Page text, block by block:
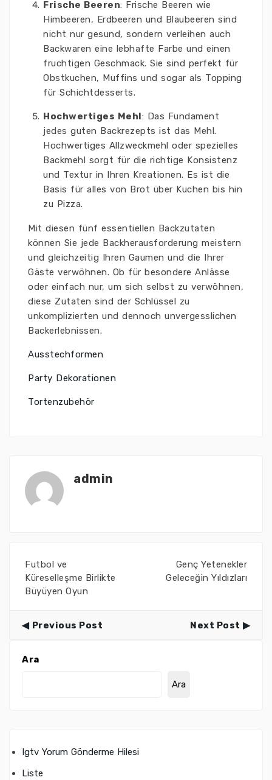
Frische Beeren: Frische Beeren wie
Himbeeren, Erdbeeren und Blaubeeren sind
nicht nur gesund, sondern verleihen auch
Backwaren eine lebhafte Farbe und einen
fruchtigen Geschmack. Sie sind perfekt für
Obstkuchen, Muffins und sogar als Topping
für Schichtdesserts.
Hochwertiges Mehl: Das Fundament
jedes guten Backrezepts ist das Mehl.
Hochwertiges Allzweckmehl oder spezielles
Backmehl sorgt für die richtige Konsistenz
und Textur in Ihren Kreationen. Es ist die
Basis für alles von Brot über Kuchen bis hin
zu Pizza.
Mit diesen fünf essentiellen Backzutaten
können Sie jede Backherausforderung meistern
und gleichzeitig Ihren Gaumen und die Ihrer
Gäste verwöhnen. Ob für besondere Anlässe
oder einfach nur, um sich selbst zu verwöhnen,
diese Zutaten sind der Schlüssel zu
unkomplizierten und dennoch unvergesslichen
Backerlebnissen.
Ausstechformen
Party Dekorationen
Tortenzubehör
admin
Futbol ve
Küreselleşme Birlikte
Büyüyen Oyun
Genç Yetenekler
Geleceğin Yıldızları
Previous Post Next Post
Ara
Ara
Igtv Yorum Gönderme Hilesi
Liste